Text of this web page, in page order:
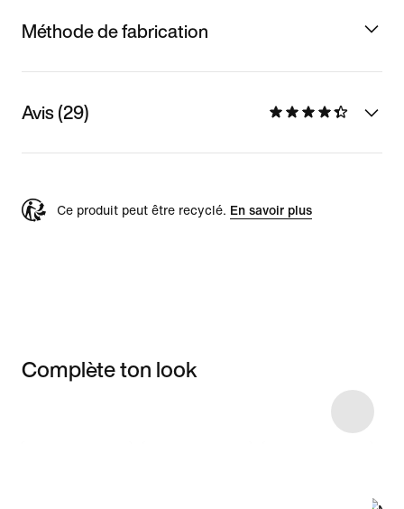
Méthode de fabrication
Avis (29)
Ce produit peut être recyclé. En savoir plus
Complète ton look